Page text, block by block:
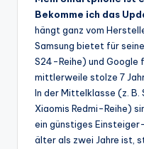
Bekomme ich das
hängt ganz vom
Samsung bietet für
S24-Reihe) und Google
mittlerweile stolze 7
In der Mittelklasse (z. B.
Xiaomis Redmi-Reihe)
ein günstiges
älter als zwei Jahre ist,